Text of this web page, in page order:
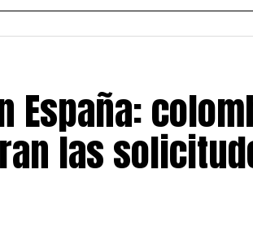
de Madrid celebrará el
España:
las